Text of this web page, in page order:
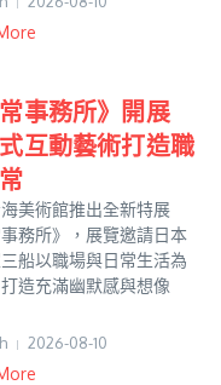
常事務所》開展
互動藝術打造職
美術館推出全新特展
事務所》，展覽邀請日本
船以職場與日常生活為
造充滿幽默感與想像
2026-08-10